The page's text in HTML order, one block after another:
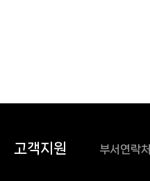
고객지원 부서연락처